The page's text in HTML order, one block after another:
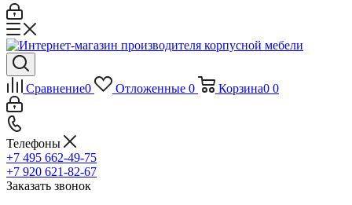
Сравнение0 Отложенные 0 Корзина0 0
Телефоны
+7 495 662-49-75
+7 920 621-82-67
Заказать звонок